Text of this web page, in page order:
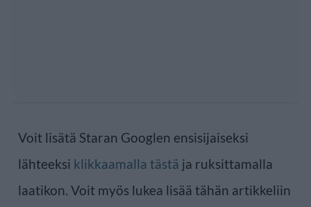
Voit lisätä Staran Googlen ensisijaiseksi
lähteeksi klikkaamalla tästä ja ruksittamalla
laatikon. Voit myös lukea lisää tähän artikkeliin